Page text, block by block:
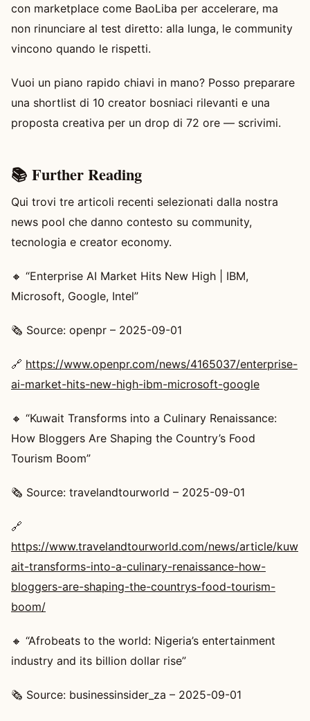
con marketplace come BaoLiba per accelerare, ma
non rinunciare al test diretto: alla lunga, le community
vincono quando le rispetti.
Vuoi un piano rapido chiavi in mano? Posso preparare
una shortlist di 10 creator bosniaci rilevanti e una
proposta creativa per un drop di 72 ore — scrivimi.
📚 Further Reading
Qui trovi tre articoli recenti selezionati dalla nostra
news pool che danno contesto su community,
tecnologia e creator economy.
🔸 “Enterprise AI Market Hits New High | IBM,
Microsoft, Google, Intel”
🗞️ Source: openpr – 2025-09-01
🔗 https://www.openpr.com/news/4165037/enterprise-
ai-market-hits-new-high-ibm-microsoft-google
🔸 “Kuwait Transforms into a Culinary Renaissance:
How Bloggers Are Shaping the Country’s Food
Tourism Boom”
🗞️ Source: travelandtourworld – 2025-09-01
🔗
https://www.travelandtourworld.com/news/article/kuw
ait-transforms-into-a-culinary-renaissance-how-
bloggers-are-shaping-the-countrys-food-tourism-
boom/
🔸 “Afrobeats to the world: Nigeria’s entertainment
industry and its billion dollar rise”
🗞️ Source: businessinsider_za – 2025-09-01